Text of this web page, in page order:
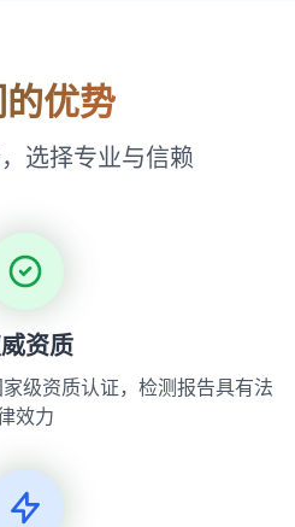
优势
选择专业与信赖
资质
级资质认证，检测报告具有法
效力